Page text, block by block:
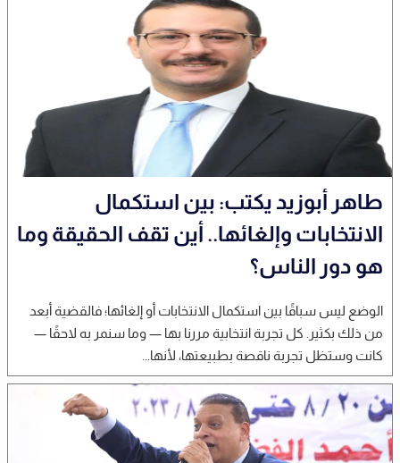
طاهر أبوزيد يكتب: بين استكمال
الانتخابات وإلغائها.. أين تقف الحقيقة وما
هو دور الناس؟
الوضع ليس سباقًا بين استكمال الانتخابات أو إلغائها؛ فالقضية أبعد
من ذلك بكثير. كل تجربة انتخابية مررنا بها — وما سنمر به لاحقًا —
كانت وستظل تجربة ناقصة بطبيعتها، لأنها...